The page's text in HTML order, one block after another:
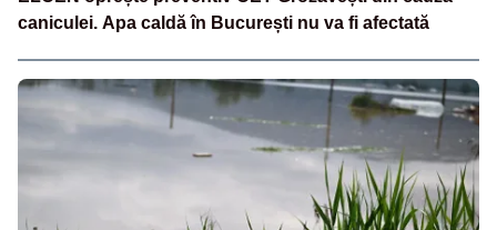
caniculei. Apa caldă în București nu va fi afectată